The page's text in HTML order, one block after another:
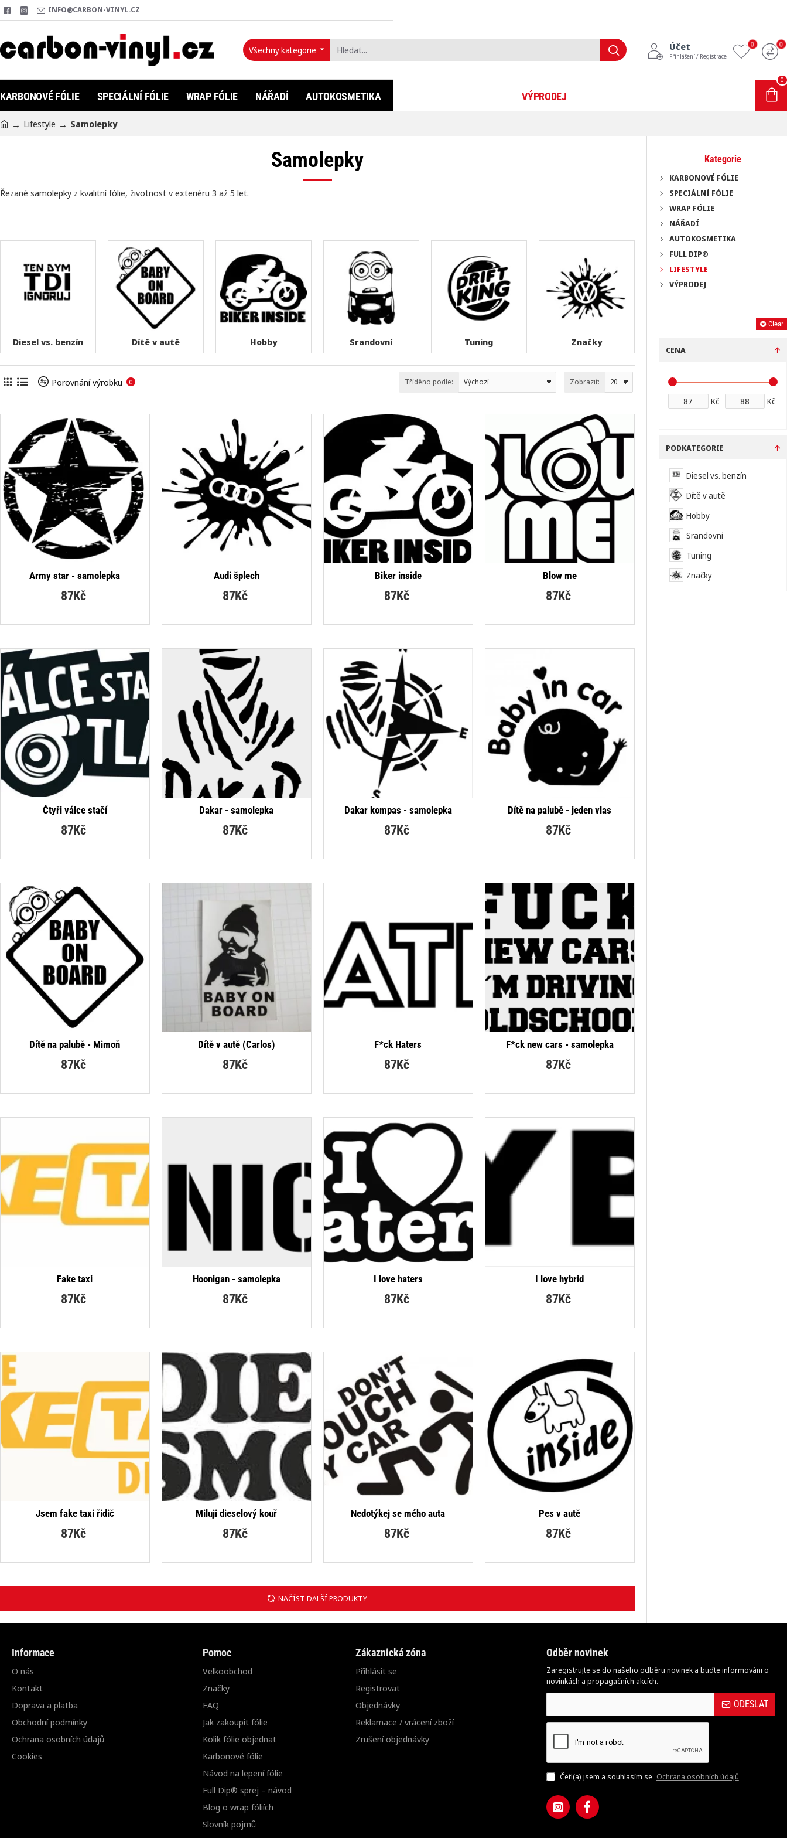
INFO@CARBON-VINYL.CZ
Všechny kategorie
Hledat...
Účet
Přihlášení / Registrace
0 0
KARBONOVÉ FÓLIE SPECIÁLNÍ FÓLIE WRAP FÓLIE NÁŘADÍ AUTOKOSMETIKA VÝPRODEJ
0
Lifestyle Samolepky
Samolepky
Řezané samolepky z kvalitní fólie, životnost v exteriéru 3 až 5 let.
Diesel vs. benzín Dítě v autě Hobby Srandovní Tuning Značky
Porovnání výrobku 0 Tříděno podle: Zobrazit:
Army star - samolepka
87Kč
Audi šplech
87Kč
Biker inside
87Kč
Blow me
87Kč
NEJPRODÁVANĚJŠÍ
Čtyři válce stačí
87Kč
NEJPRODÁVANĚJŠÍ
Dakar - samolepka
87Kč
Dakar kompas - samolepka
87Kč
Dítě na palubě - jeden vlas
87Kč
Dítě na palubě - Mimoň
87Kč
NEJPRODÁVANĚJŠÍ
Dítě v autě (Carlos)
87Kč
F*ck Haters
87Kč
F*ck new cars - samolepka
87Kč
NEJPRODÁVANĚJŠÍ
Fake taxi
87Kč
NEJPRODÁVANĚJŠÍ
Hoonigan - samolepka
87Kč
I love haters
87Kč
I love hybrid
87Kč
Jsem fake taxi řidič
87Kč
Miluji dieselový kouř
87Kč
Nedotýkej se mého auta
87Kč
Pes v autě
87Kč
NAČÍST DALŠÍ PRODUKTY
Kategorie
KARBONOVÉ FÓLIE
SPECIÁLNÍ FÓLIE
WRAP FÓLIE
NÁŘADÍ
AUTOKOSMETIKA
FULL DIP®
LIFESTYLE
VÝPRODEJ
Clear
CENA
Kč Kč
PODKATEGORIE
Diesel vs. benzín
Dítě v autě
Hobby
Srandovní
Tuning
Značky
Informace
O nás
Kontakt
Doprava a platba
Obchodní podmínky
Ochrana osobních údajů
Cookies
Pomoc
Velkoobchod
Značky
FAQ
Jak zakoupit fólie
Kolik fólie objednat
Karbonové fólie
Návod na lepení fólie
Full Dip® sprej – návod
Blog o wrap fóliích
Slovník pojmů
Zákaznická zóna
Přihlásit se
Registrovat
Objednávky
Reklamace / vrácení zboží
Zrušení objednávky
Odběr novinek
Zaregistrujte se do našeho odběru novinek a buďte informováni o
novinkách a propagačních akcích.
ODESLAT
Četl(a) jsem a souhlasím se Ochrana osobních údajů